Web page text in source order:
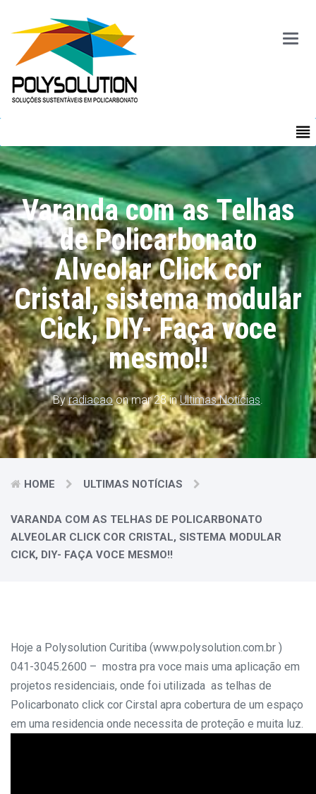
Main
Varanda com as Telhas
de Policarbonato
Alveolar Click cor
Cristal, sistema modular
Cick, DIY- Faça voce
mesmo!!
Byradiacaoon mar 28 inUltimas Notícias.
HOME ULTIMAS NOTÍCIAS
VARANDA COM AS TELHAS DE POLICARBONATO
ALVEOLAR CLICK COR CRISTAL, SISTEMA MODULAR
CICK, DIY- FAÇA VOCE MESMO!!
Hoje a Polysolution Curitiba (www.polysolution.com.br )
041-3045.2600 – mostra pra voce mais uma aplicação em
projetos residenciais, onde foi utilizada as telhas de
Policarbonato click cor Cirstal apra cobertura de um espaço
em uma residencia onde necessita de proteção e muita luz.